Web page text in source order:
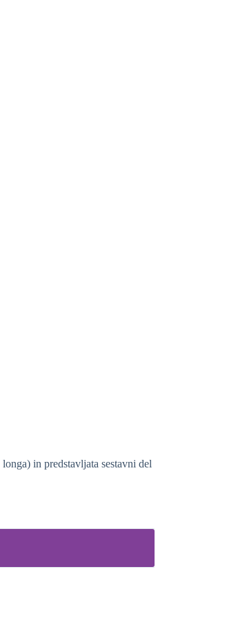
in predstavljata sestavni del